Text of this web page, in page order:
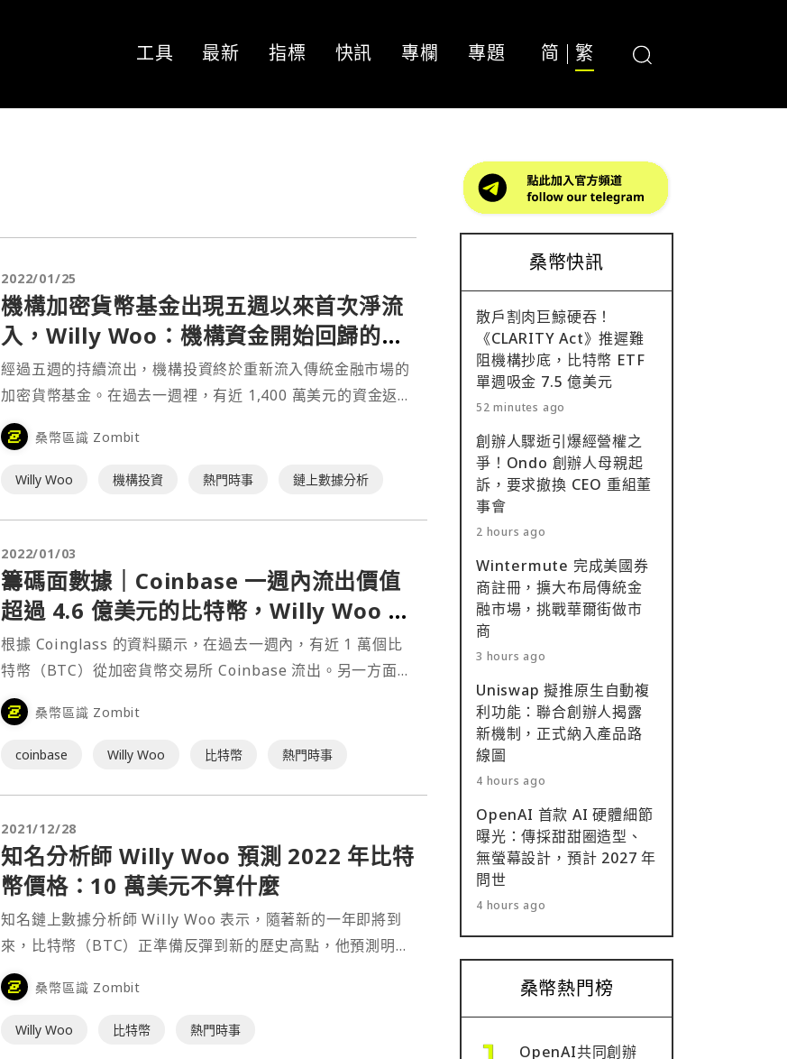
工具 最新 指標 快訊 專欄 專題 简 繁
2022/01/25
機構加密貨幣基金出現五週以來首次淨流
入，Willy Woo：機構資金開始回歸的早
期訊號
經過五週的持續流出，機構投資終於重新流入傳統金融市場的
加密貨幣基金。在過去一週裡，有近 1,400 萬美元的資金返回
到比特幣機構基金，但基於以太坊（Ethereum）的產品仍有
大量資金流出。 出現近五週以來首次淨流入 加密貨幣投資公
司 CoinShares 在 1 月⋯
桑幣區識 Zombit
Willy Woo 機構投資 熱門時事 鏈上數據分析
2022/01/03
籌碼面數據｜Coinbase 一週內流出價值
超過 4.6 億美元的比特幣，Willy Woo ：
巨鯨持倉量逐年下降
根據 Coinglass 的資料顯示，在過去一週內，有近 1 萬個比
特幣（BTC）從加密貨幣交易所 Coinbase 流出。另一方面，
從長期來看，比特幣巨鯨歷年的持倉占比正持續下降當中。
Coinbase 一週內流出大量比特幣 根據加密貨幣數據網站
Coinglass⋯
桑幣區識 Zombit
coinbase Willy Woo 比特幣 熱門時事
2021/12/28
知名分析師 Willy Woo 預測 2022 年比特
幣價格：10 萬美元不算什麼
知名鏈上數據分析師 Willy Woo 表示，隨著新的一年即將到
來，比特幣（BTC）正準備反彈到新的歷史高點，他預測明年
比特幣價格將在 10 萬美元的中線附近浮動。 10 萬美元是中
間值 Willy Woo 近日上 Peter McCormack 的 Podcast⋯
桑幣區識 Zombit
Willy Woo 比特幣 熱門時事
桑幣快訊
散戶割肉巨鯨硬吞！
《CLARITY Act》推遲難
阻機構抄底，比特幣 ETF
單週吸金 7.5 億美元
52 minutes ago
創辦人驟逝引爆經營權之
爭！Ondo 創辦人母親起
訴，要求撤換 CEO 重組董
事會
2 hours ago
Wintermute 完成美國券
商註冊，擴大布局傳統金
融市場，挑戰華爾街做市
商
3 hours ago
Uniswap 擬推原生自動複
利功能：聯合創辦人揭露
新機制，正式納入產品路
線圖
4 hours ago
OpenAI 首款 AI 硬體細節
曝光：傳採甜甜圈造型、
無螢幕設計，預計 2027 年
問世
4 hours ago
桑幣熱門榜
OpenAI共同創辦